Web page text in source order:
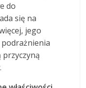
do
się na
jego
podrażnienia
przyczyną